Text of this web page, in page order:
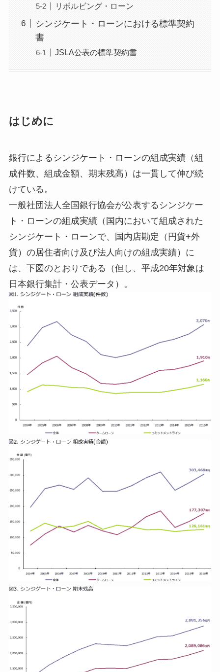
リボルビング・ローン
シンジケート・ローンにおける標準契約
書
JSLA公表の標準契約書
はじめに
銀行によるシンジケート・ローンの組成実績（組
成件数、組成金額、期末残高）は一貫して伸び続
けている。
一般社団法人全国銀行協会が公表するシンジケー
ト・ローンの組成実績（国内において組成された
シンジケート・ローンで、国内店勘定（円貨+外
貨）の居住者向け及び法人向けの組成実績）に
は、下図のとおりである（但し、平成20年対象は
日本銀行集計・公表データ）。